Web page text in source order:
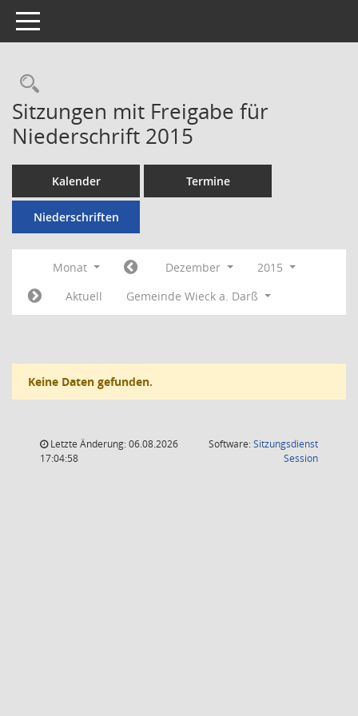
Toggle navigation
Rechercheauswahl
Sitzungen mit Freigabe für
Niederschrift 2015
Kalender Termine
Niederschriften
Monat Dezember
2015
Aktuell
Gemeinde Wieck a. Darß
Keine Daten gefunden.
Letzte Änderung: 06.08.2026
17:04:58
Software:Sitzungsdienst
Session(Wird in